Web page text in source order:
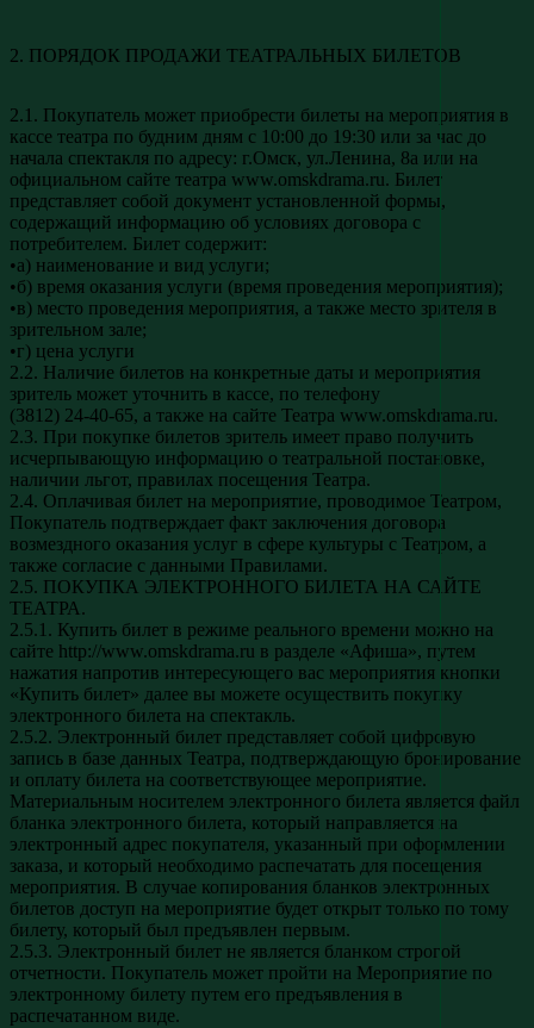
2. ПОРЯДОК ПРОДАЖИ ТЕАТРАЛЬНЫХ БИЛЕТОВ
2.1. Покупатель может приобрести билеты на мероприятия в
кассе театра по будним дням с 10:00 до 19:30 или за час до
начала спектакля по адресу: г.Омск, ул.Ленина, 8а или на
официальном сайте театра www.omskdrama.ru. Билет
представляет собой документ установленной формы,
содержащий информацию об условиях договора с
потребителем. Билет содержит:
•а) наименование и вид услуги;
•б) время оказания услуги (время проведения мероприятия);
•в) место проведения мероприятия, а также место зрителя в
зрительном зале;
•г) цена услуги
2.2. Наличие билетов на конкретные даты и мероприятия
зритель может уточнить в кассе, по телефону
(3812) 24-40-65, а также на сайте Театра www.omskdrama.ru.
2.3. При покупке билетов зритель имеет право получить
исчерпывающую информацию о театральной постановке,
наличии льгот, правилах посещения Театра.
2.4. Оплачивая билет на мероприятие, проводимое Театром,
Покупатель подтверждает факт заключения договора
возмездного оказания услуг в сфере культуры с Театром, а
также согласие с данными Правилами.
2.5. ПОКУПКА ЭЛЕКТРОННОГО БИЛЕТА НА САЙТЕ
ТЕАТРА.
2.5.1. Купить билет в режиме реального времени можно на
сайте http://www.omskdrama.ru в разделе «Афиша», путем
нажатия напротив интересующего вас мероприятия кнопки
«Купить билет» далее вы можете осуществить покупку
электронного билета на спектакль.
2.5.2. Электронный билет представляет собой цифровую
запись в базе данных Театра, подтверждающую бронирование
и оплату билета на соответствующее мероприятие.
Материальным носителем электронного билета является файл
бланка электронного билета, который направляется на
электронный адрес покупателя, указанный при оформлении
заказа, и который необходимо распечатать для посещения
мероприятия. В случае копирования бланков электронных
билетов доступ на мероприятие будет открыт только по тому
билету, который был предъявлен первым.
2.5.3. Электронный билет не является бланком строгой
отчетности. Покупатель может пройти на Мероприятие по
электронному билету путем его предъявления в
распечатанном виде.